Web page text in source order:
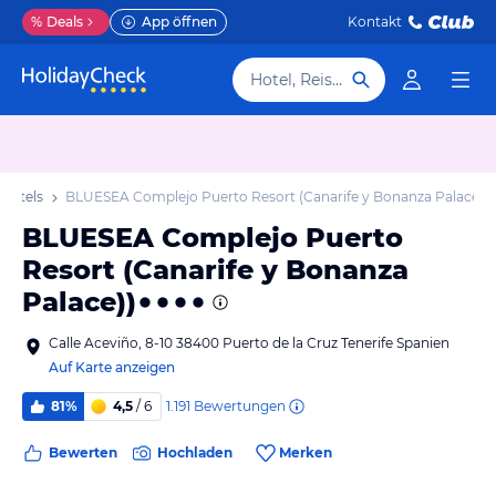
% Deals App öffnen Kontakt
Hotel, Reiseziel
BLUESEA Complejo Puerto Resort (Canarife y Bonanza Palace))
BLUESEA Complejo Puerto
Resort (Canarife y Bonanza
Palace))
Calle Aceviño, 8-10 38400 Puerto de la Cruz Tenerife Spanien
Auf Karte anzeigen
81% 4,5 / 6 1.191 Bewertungen
Bewerten Hochladen Merken